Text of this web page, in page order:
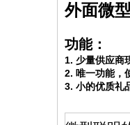
外面微
功能：
1. 少量供应商
2. 唯一功能，
3. 小的优质礼